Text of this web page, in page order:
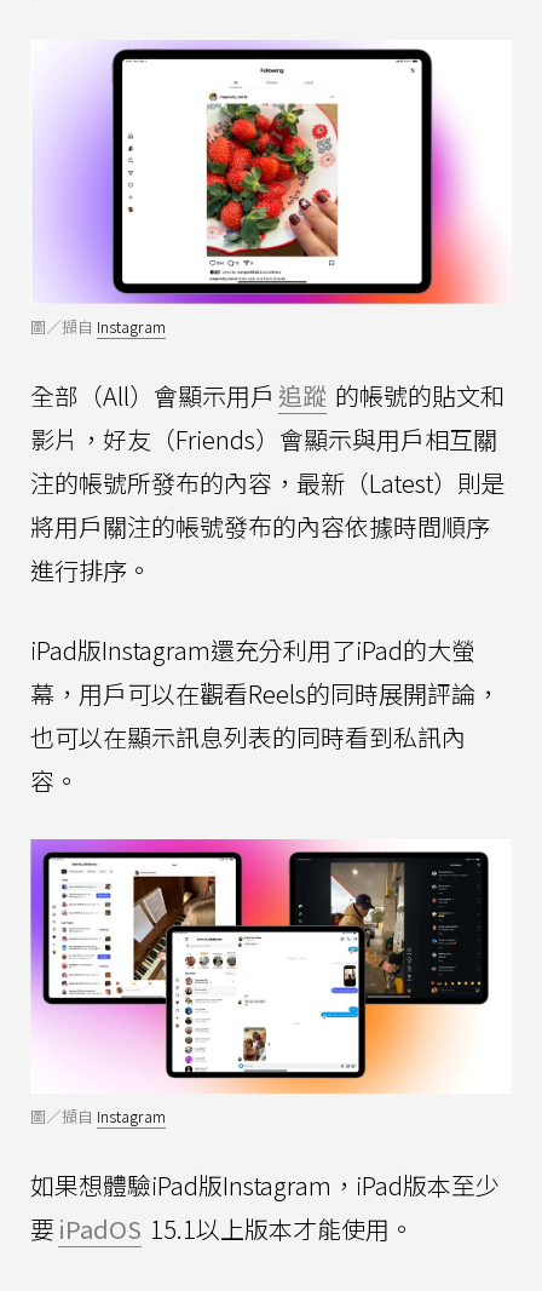
圖／擷自 Instagram
全部（All）會顯示用戶 追蹤 的帳號的貼文和
影片，好友（Friends）會顯示與用戶相互關
注的帳號所發布的內容，最新（Latest）則是
將用戶關注的帳號發布的內容依據時間順序
進行排序。
iPad版Instagram還充分利用了iPad的大螢
幕，用戶可以在觀看Reels的同時展開評論，
也可以在顯示訊息列表的同時看到私訊內
容。
圖／擷自 Instagram
如果想體驗iPad版Instagram，iPad版本至少
要 iPadOS 15.1以上版本才能使用。